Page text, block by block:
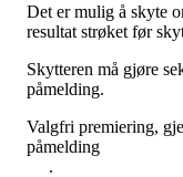
Det er mulig å skyte
resultat strøket før
Skytteren må gjøre
påmelding.
Valgfri premiering,
.